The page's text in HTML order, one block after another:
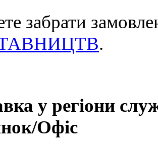
забрати
.
у регіони
Офіс